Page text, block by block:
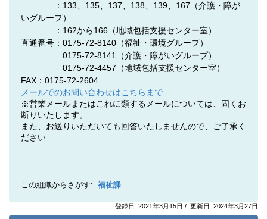
：133、135、137、138、139、167（介護・障が
いグループ）
：162から166（地域包括支援センター室）
直通番号：0175-72-8140 （福祉・環境グループ）
0175-72-8141 （介護・障がいグループ）
0175-72-4457 （地域包括支援センター室）
FAX：0175-72-2604
メールでのお問い合わせはこちらまで
※営業メールまたはこれに類するメールについては、固くお
断りいたします。
また、お送りいただいても回答いたしませんので、ご了承く
ださい
この組織からさがす: 福祉課
登録日: 2021年3月15日 / 更新日: 2024年3月27日